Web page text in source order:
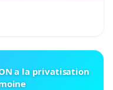
a la privatisation